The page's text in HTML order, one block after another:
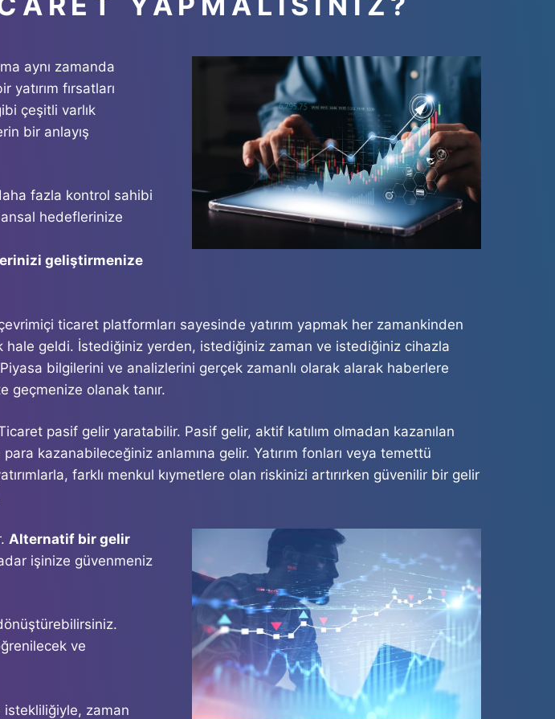
aynı zamanda
fırsatları
çeşitli varlık
bir anlayış
fazla kontrol sahibi
hedeflerinize
geliştirmenize
ticaret platformları sayesinde yatırım yapmak her zamankinden
hale geldi. İstediğiniz yerden, istediğiniz zaman ve istediğiniz cihazla
bilgilerini ve analizlerini gerçek zamanlı olarak alarak haberlere
geçmenize olanak tanır.
pasif gelir yaratabilir. Pasif gelir, aktif katılım olmadan kazanılan
kazanabileceğiniz anlamına gelir. Yatırım fonları veya temettü
farklı menkul kıymetlere olan riskinizi artırırken güvenilir bir gelir
Alternatif bir gelir
işinize güvenmeniz
ve
zaman